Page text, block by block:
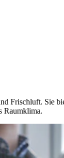
Frischluft. Sie
Raumklima.